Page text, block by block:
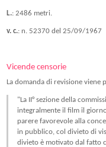
L.: 2486 metri.
v. c.: n. 52370 del 25/09/1967
Vicende censorie
La domanda di revisione
"La II° sezione della
integralmente il film il
parere favorevole alla
in pubblico, col divieto di
divieto è motivato dal fatto